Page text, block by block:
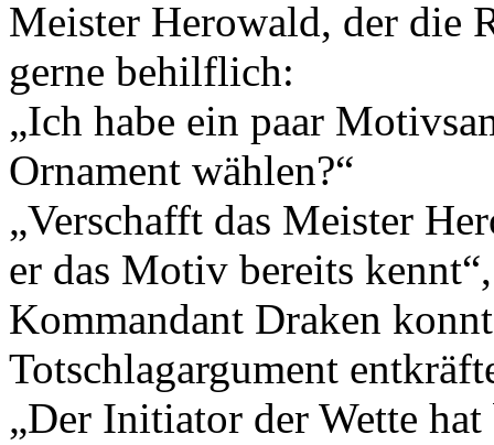
Meister Herowald, der die
gerne behilflich:
„Ich habe ein paar
Ornament wählen?“
„Verschafft das Meister
er das Motiv bereits
Kommandant Draken
Totschlagargument
„Der Initiator der Wette hat